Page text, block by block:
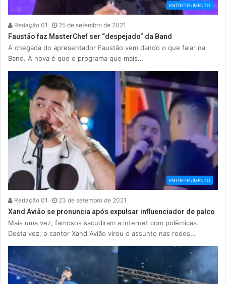
ENTRETENIMENTO
Redação 01 25 de setembro de 2021
Faustão faz MasterChef ser “despejado” da Band
A chegada do apresentador Faustão vem dando o que falar na
Band. A nova é que o programa que mais…
ENTRETENIMENTO
Redação 01 23 de setembro de 2021
Xand Avião se pronuncia após expulsar influenciador de palco
Mais uma vez, famosos sacudiram a internet com polêmicas.
Desta vez, o cantor Xand Avião virou o assunto nas redes…